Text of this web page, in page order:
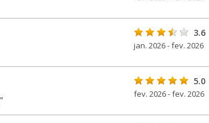
3.6
jan. 2026 - fev. 2026
5.0
fev. 2026 - fev. 2026